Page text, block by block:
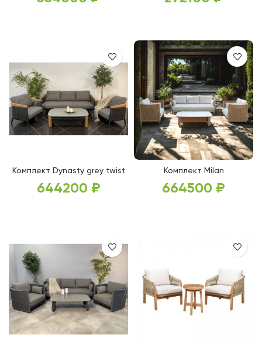
Комплект Dynasty grey twist
644200 ₽
Комплект Milan
664500 ₽